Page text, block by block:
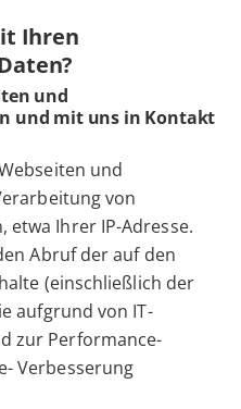
Ihren
und
und mit uns in Kontakt
und
von
etwa Ihrer IP-Adresse.
Abruf der auf den
(einschließlich der
aufgrund von IT-
zur Performance-
Verbesserung